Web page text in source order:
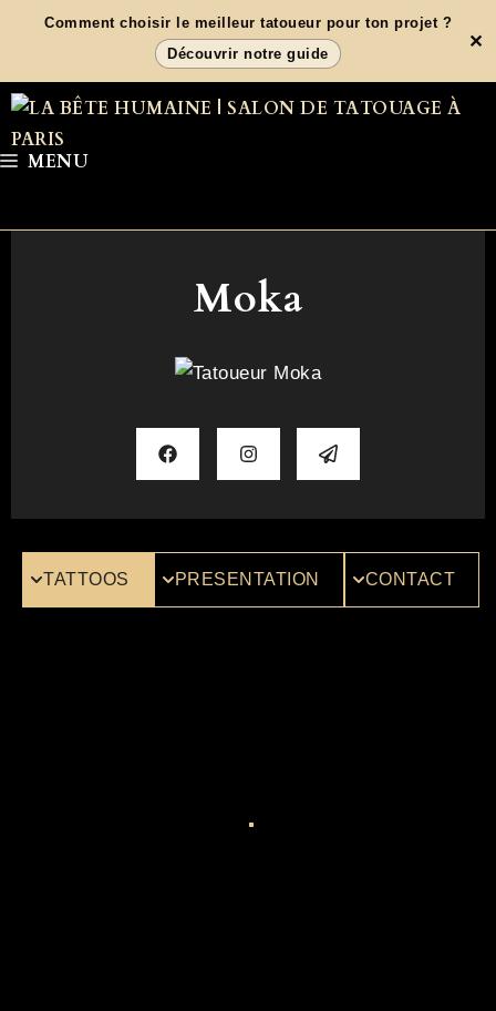
contenu
Comment choisir le meilleur tatoueur pour ton projet ?
Découvrir notre guide
✕
MENU
Moka
TATTOOS PRESENTATION CONTACT